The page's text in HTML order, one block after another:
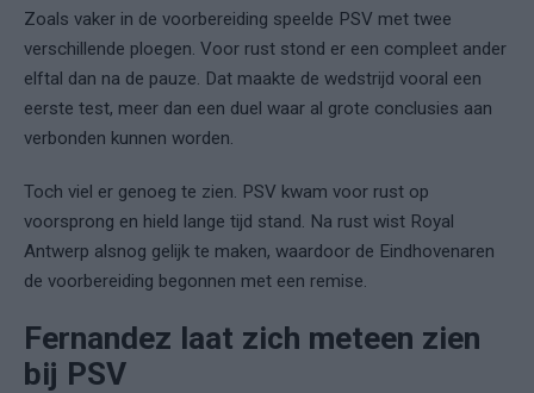
Zoals vaker in de voorbereiding speelde PSV met twee
verschillende ploegen. Voor rust stond er een compleet ander
elftal dan na de pauze. Dat maakte de wedstrijd vooral een
eerste test, meer dan een duel waar al grote conclusies aan
verbonden kunnen worden.
Toch viel er genoeg te zien. PSV kwam voor rust op
voorsprong en hield lange tijd stand. Na rust wist Royal
Antwerp alsnog gelijk te maken, waardoor de Eindhovenaren
de voorbereiding begonnen met een remise.
Fernandez laat zich meteen zien
bij PSV